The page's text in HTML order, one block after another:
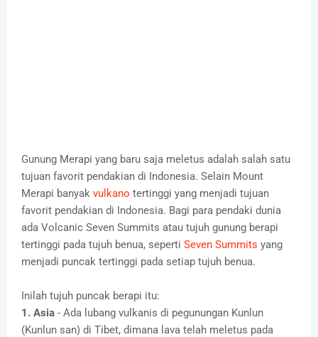
Gunung Merapi yang baru saja meletus adalah salah satu
tujuan favorit pendakian di Indonesia. Selain Mount
Merapi banyak vulkano tertinggi yang menjadi tujuan
favorit pendakian di Indonesia. Bagi para pendaki dunia
ada Volcanic Seven Summits atau tujuh gunung berapi
tertinggi pada tujuh benua, seperti Seven Summits yang
menjadi puncak tertinggi pada setiap tujuh benua.
Inilah tujuh puncak berapi itu:
1. Asia - Ada lubang vulkanis di pegunungan Kunlun
(Kunlun san) di Tibet, dimana lava telah meletus pada